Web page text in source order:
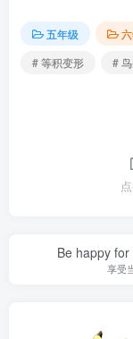
五年级
# 等积变形
#
Be happy
享受